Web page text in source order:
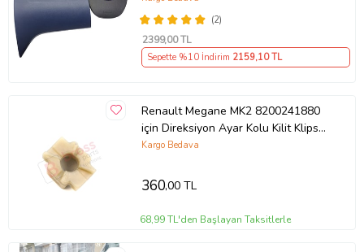
(2)
2399,00 TL
Sepette %10 İndirim 2159,10 TL
Renault Megane MK2 8200241880
için Direksiyon Ayar Kolu Kilit Klips
Plastiği
Kargo Bedava
360,00 TL
68,99 TL'den Başlayan Taksitlerle